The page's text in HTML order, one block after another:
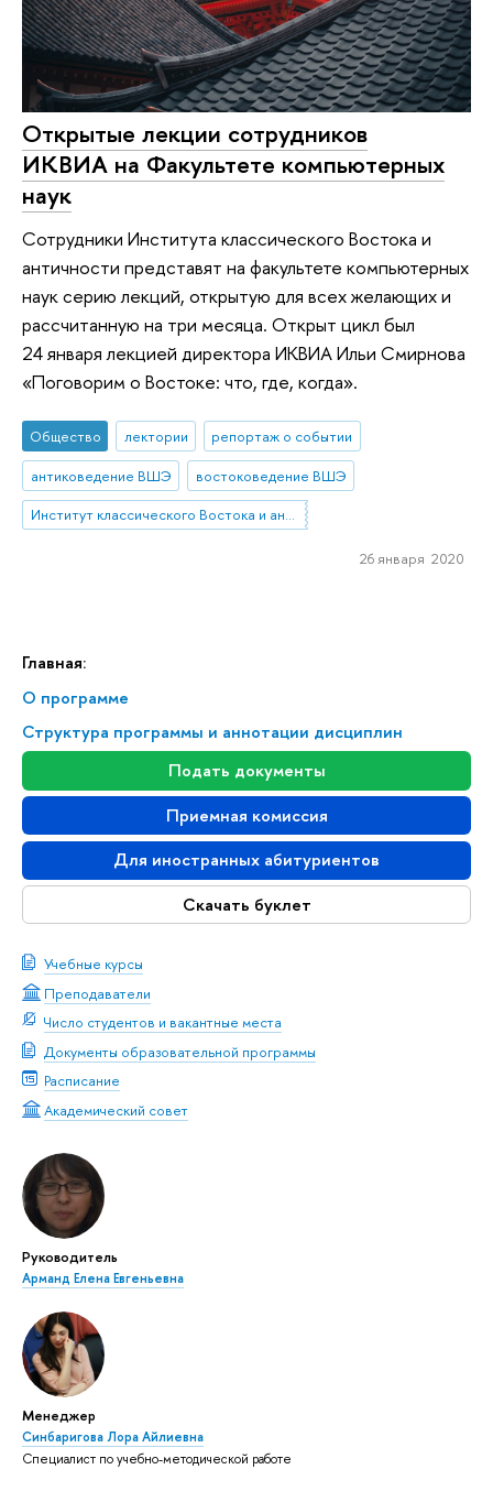
Главная:
О программе
Структура программы и аннотации дисциплин
Подать документы
Приемная комиссия
Для иностранных абитуриентов
Скачать буклет
Учебные курсы
Преподаватели
Число студентов и вакантные места
Документы образовательной программы
Расписание
Академический совет
Руководитель
Арманд Елена Евгеньевна
Менеджер
Синбаригова Лора Айлиевна
Специалист по учебно-методической работе
Открытые лекции сотрудников
ИКВИА на Факультете компьютерных
наук
Сотрудники Института классического Востока и
античности представят на факультете компьютерных
наук серию лекций, открытую для всех желающих и
рассчитанную на три месяца. Открыт цикл был
24 января лекцией директора ИКВИА Ильи Смирнова
«Поговорим о Востоке: что, где, когда».
Общество лектории
репортаж о событии
антиковедение ВШЭ
востоковедение ВШЭ
Институт классического Востока и античности
26 января 2020